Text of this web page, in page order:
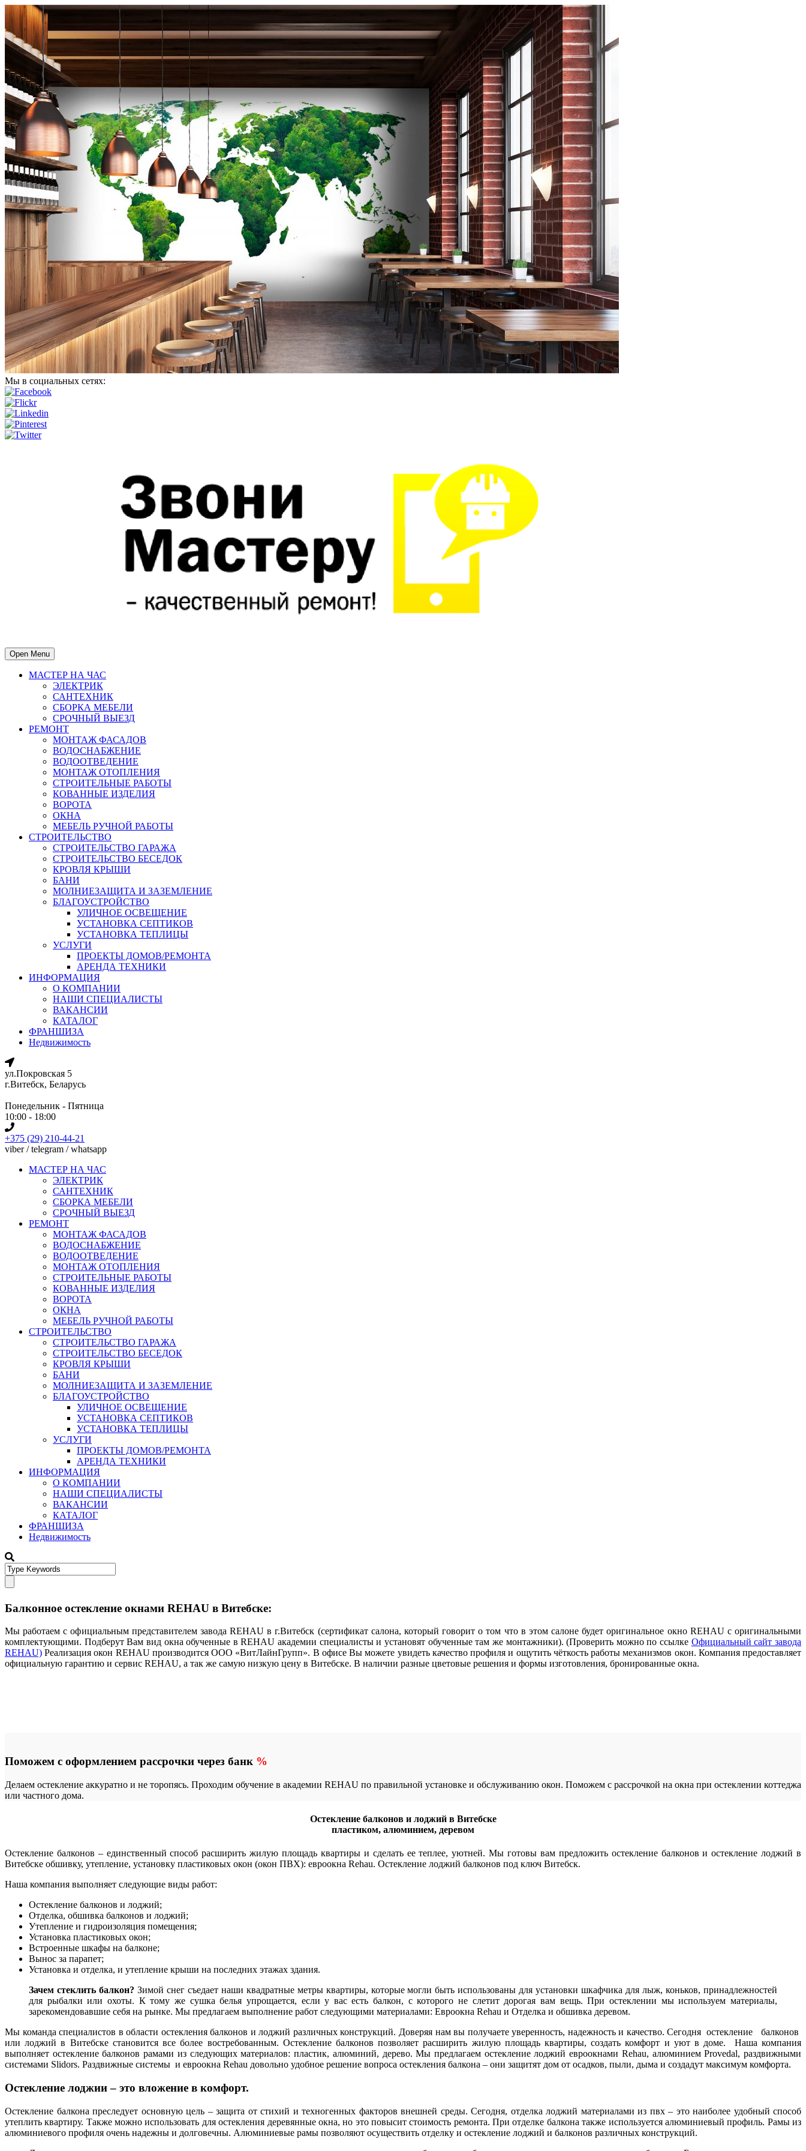
Мы в социальных сетях:
Open Menu
МАСТЕР НА ЧАС
ЭЛЕКТРИК
САНТЕХНИК
СБОРКА МЕБЕЛИ
СРОЧНЫЙ ВЫЕЗД
РЕМОНТ
МОНТАЖ ФАСАДОВ
ВОДОСНАБЖЕНИЕ
ВОДООТВЕДЕНИЕ
МОНТАЖ ОТОПЛЕНИЯ
СТРОИТЕЛЬНЫЕ РАБОТЫ
КОВАННЫЕ ИЗДЕЛИЯ
ВОРОТА
ОКНА
МЕБЕЛЬ РУЧНОЙ РАБОТЫ
СТРОИТЕЛЬСТВО
СТРОИТЕЛЬСТВО ГАРАЖА
СТРОИТЕЛЬСТВО БЕСЕДОК
КРОВЛЯ КРЫШИ
БАНИ
МОЛНИЕЗАЩИТА И ЗАЗЕМЛЕНИЕ
БЛАГОУСТРОЙСТВО
УЛИЧНОЕ ОСВЕЩЕНИЕ
УСТАНОВКА СЕПТИКОВ
УСТАНОВКА ТЕПЛИЦЫ
УСЛУГИ
ПРОЕКТЫ ДОМОВ/РЕМОНТА
АРЕНДА ТЕХНИКИ
ИНФОРМАЦИЯ
О КОМПАНИИ
НАШИ СПЕЦИАЛИСТЫ
ВАКАНСИИ
КАТАЛОГ
ФРАНШИЗА
Недвижимость
ул.Покровская 5
г.Витебск, Беларусь
Понедельник - Пятница
10:00 - 18:00
+375 (29) 210-44-21
viber / telegram / whatsapp
МАСТЕР НА ЧАС
ЭЛЕКТРИК
САНТЕХНИК
СБОРКА МЕБЕЛИ
СРОЧНЫЙ ВЫЕЗД
РЕМОНТ
МОНТАЖ ФАСАДОВ
ВОДОСНАБЖЕНИЕ
ВОДООТВЕДЕНИЕ
МОНТАЖ ОТОПЛЕНИЯ
СТРОИТЕЛЬНЫЕ РАБОТЫ
КОВАННЫЕ ИЗДЕЛИЯ
ВОРОТА
ОКНА
МЕБЕЛЬ РУЧНОЙ РАБОТЫ
СТРОИТЕЛЬСТВО
СТРОИТЕЛЬСТВО ГАРАЖА
СТРОИТЕЛЬСТВО БЕСЕДОК
КРОВЛЯ КРЫШИ
БАНИ
МОЛНИЕЗАЩИТА И ЗАЗЕМЛЕНИЕ
БЛАГОУСТРОЙСТВО
УЛИЧНОЕ ОСВЕЩЕНИЕ
УСТАНОВКА СЕПТИКОВ
УСТАНОВКА ТЕПЛИЦЫ
УСЛУГИ
ПРОЕКТЫ ДОМОВ/РЕМОНТА
АРЕНДА ТЕХНИКИ
ИНФОРМАЦИЯ
О КОМПАНИИ
НАШИ СПЕЦИАЛИСТЫ
ВАКАНСИИ
КАТАЛОГ
ФРАНШИЗА
Недвижимость
Балконное остекление окнами REHAU в Витебске:
Мы работаем с официальным представителем завода REHAU в г.Витебск (сертификат салона, который говорит о том что в этом салоне будет оригинальное окно REHAU с оригинальными
комплектующими. Подберут Вам вид окна обученные в REHAU академии специалисты и установят обученные там же монтажники). (Проверить можно по ссылке Официальный сайт завода
REHAU) Реализация окон REHAU производится ООО «ВитЛайнГрупп». В офисе Вы можете увидеть качество профиля и ощутить чёткость работы механизмов окон. Компания предоставляет
официальную гарантию и сервис REHAU, а так же самую низкую цену в Витебске. В наличии разные цветовые решения и формы изготовления, бронированные окна.
Поможем с оформлением рассрочки через банк %
Делаем остекление аккуратно и не торопясь. Проходим обучение в академии REHAU по правильной установке и обслуживанию окон. Поможем с рассрочкой на окна при остеклении коттеджа
или частного дома.
Остекление балконов и лоджий в Витебске
пластиком, алюминием, деревом
Остекление балконов – единственный способ расширить жилую площадь квартиры и сделать ее теплее, уютней. Мы готовы вам предложить остекление балконов и остекление лоджий в
Витебске обшивку, утепление, установку пластиковых окон (окон ПВХ): евроокна Rehau. Остекление лоджий балконов под ключ Витебск.
Наша компания выполняет следующие виды работ:
Остекление балконов и лоджий;
Отделка, обшивка балконов и лоджий;
Утепление и гидроизоляция помещения;
Установка пластиковых окон;
Встроенные шкафы на балконе;
Вынос за парапет;
Установка и отделка, и утепление крыши на последних этажах здания.
Зачем стеклить балкон? Зимой снег съедает наши квадратные метры квартиры, которые могли быть использованы для установки шкафчика для лыж, коньков, принадлежностей
для рыбалки или охоты. К тому же сушка белья упрощается, если у вас есть балкон, с которого не слетит дорогая вам вещь. При остеклении мы используем материалы,
зарекомендовавшие себя на рынке. Мы предлагаем выполнение работ следующими материалами: Евроокна Rehau и Отделка и обшивка деревом.
Мы команда специалистов в области остекления балконов и лоджий различных конструкций. Доверяя нам вы получаете уверенность, надежность и качество. Сегодня остекление балконов
или лоджий в Витебске становится все более востребованным. Остекление балконов позволяет расширить жилую площадь квартиры, создать комфорт и уют в доме. Наша компания
выполняет остекление балконов рамами из следующих материалов: пластик, алюминий, дерево. Мы предлагаем остекление лоджий евроокнами Rehau, алюминием Provedal, раздвижными
системами Slidors. Раздвижные системы и евроокна Rehau довольно удобное решение вопроса остекления балкона – они защитят дом от осадков, пыли, дыма и создадут максимум комфорта.
Остекление лоджии – это вложение в комфорт.
Остекление балкона преследует основную цель – защита от стихий и техногенных факторов внешней среды. Сегодня, отделка лоджий материалами из пвх – это наиболее удобный способ
утеплить квартиру. Также можно использовать для остекления деревянные окна, но это повысит стоимость ремонта. При отделке балкона также используется алюминиевый профиль. Рамы из
алюминиевого профиля очень надежны и долговечны. Алюминиевые рамы позволяют осуществить отделку и остекление лоджий и балконов различных конструкций.